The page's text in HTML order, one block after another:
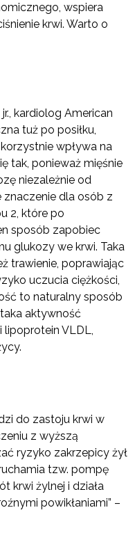
wspiera
krwi. Warto o
kardiolog American
tuż po posiłku,
wpływa na
tak, ponieważ mięśnie
niezależnie od
znaczenie dla osób z
2, które po
sposób zapobiec
glukozy we krwi. Taka
trawienie, poprawiając
uczucia ciężkości,
to naturalny sposób
aktywność
lipoprotein VLDL,
do zastoju krwi w
z wyższą
ryzyko zakrzepicy żył
tzw. pompę
krwi żylnej i działa
powikłaniami” –